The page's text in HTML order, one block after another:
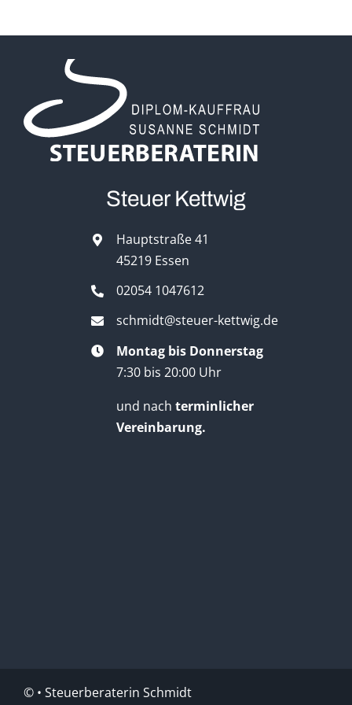
Steuer Kettwig
Hauptstraße 41
45219 Essen
02054 1047612
schmidt@steuer-kettwig.de
Montag bis Donnerstag
7:30 bis 20:00 Uhr
und nachterminlicher
Vereinbarung.
© • Steuerberaterin Schmidt